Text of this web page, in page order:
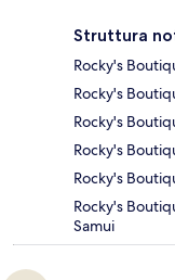
Struttura
Rocky's
Rocky's
Rocky's
Rocky's
Rocky's
Rocky's
Samui